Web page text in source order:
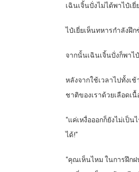
เฉินเจิ้นปั่งไม่ได้พาไป๋เ
ไป๋เยี่ยเห็นทหารกำลังฝึ
จากนั้นเฉินเจิ้นปั่งก็พาไ
หลังจากใช้เวลาไปทั้งเ
ชาติของเราด้วยเลือดเ
“แค่เหงื่อออกก็ยังไม่เป็
ได้!”
“คุณเห็นไหม ในการฝึก